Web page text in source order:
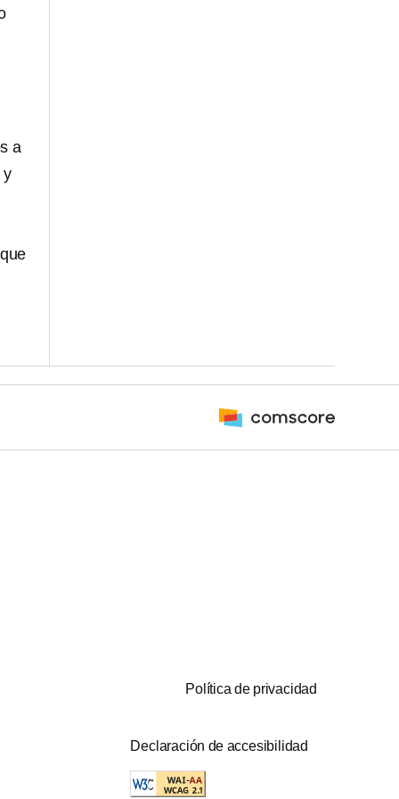
a
y
Política de privacidad
Declaración de accesibilidad